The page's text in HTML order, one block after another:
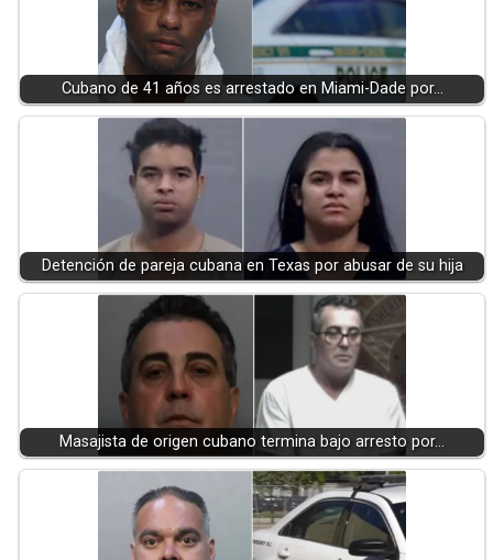
Cubano de 41 años es arrestado en Miami-Dade por…
Detención de pareja cubana en Texas por abusar de su hija
Masajista de origen cubano termina bajo arresto por…